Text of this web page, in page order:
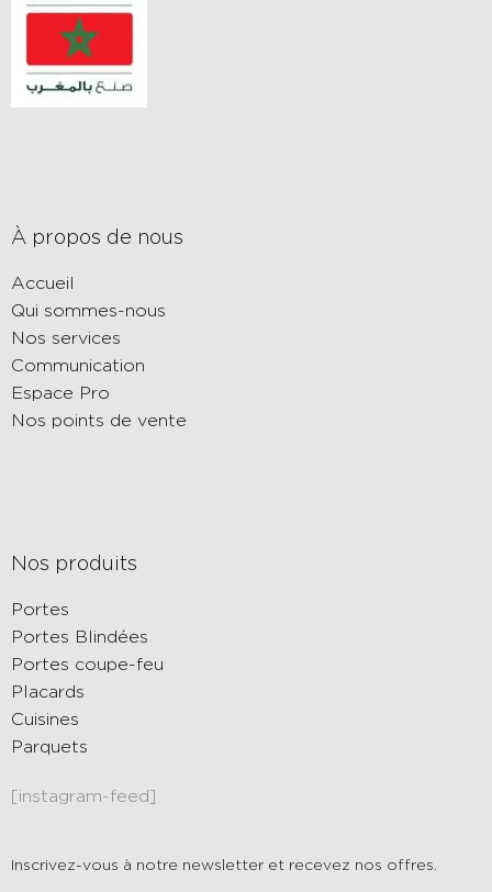
À propos de nous
Accueil
Qui sommes-nous
Nos services
Communication
Espace Pro
Nos points de vente
Nos produits
Portes
Portes Blindées
Portes coupe-feu
Placards
Cuisines
Parquets
[instagram-feed]
Inscrivez-vous à notre newsletter et recevez nos offres.